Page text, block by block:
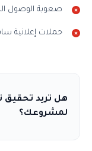
صعوبة الوصول
حملات إعلانية
هل تريد تحقيق
لمشروعك؟